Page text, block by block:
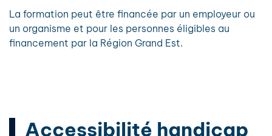
La formation peut être financée par un employeur ou
un organisme et pour les personnes éligibles au
financement par la Région Grand Est.
Accessibilité handicap